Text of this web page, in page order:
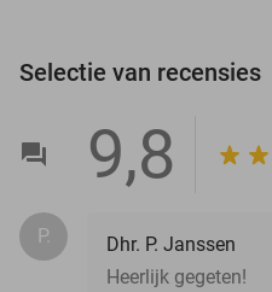
Selectie van recensies
9,8
P.
Dhr. P. Janssen
Heerlijk gegeten!